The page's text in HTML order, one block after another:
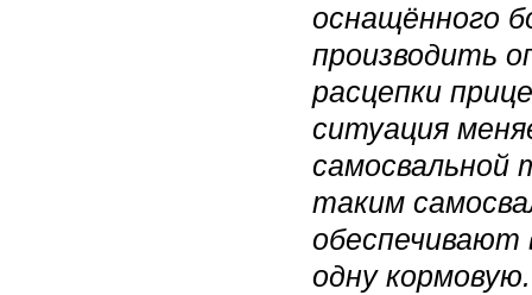
оснащённого
производить
расцепки
ситуация
самосвальной
таким
обеспечивают
одну